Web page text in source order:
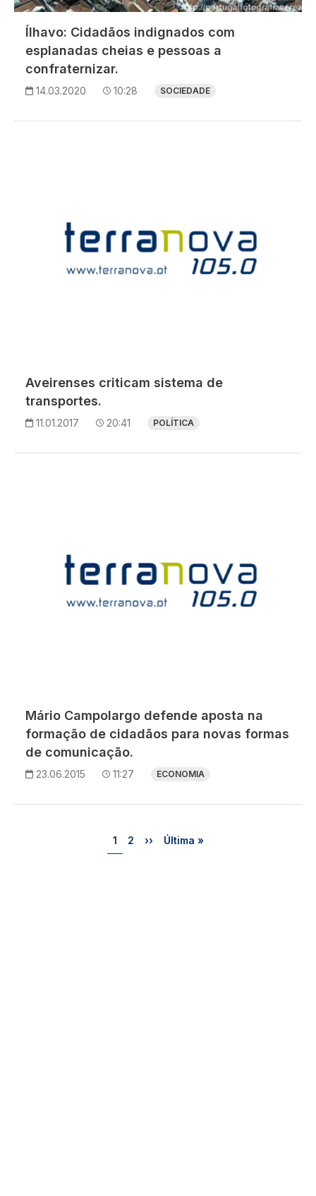
Ílhavo: Cidadãos indignados com
esplanadas cheias e pessoas a
confraternizar.
14.03.2020 10:28 SOCIEDADE
Aveirenses criticam sistema de
transportes.
11.01.2017 20:41 POLÍTICA
Mário Campolargo defende aposta na
formação de cidadãos para novas formas
de comunicação.
23.06.2015 11:27 ECONOMIA
Página
1 Página
2 Próxima página
›› Última página
Última »